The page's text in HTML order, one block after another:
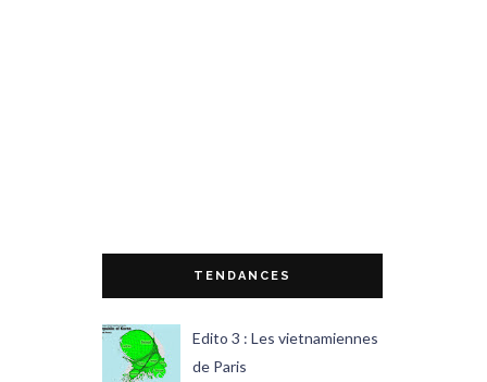
TENDANCES
Edito 3 : Les vietnamiennes
de Paris